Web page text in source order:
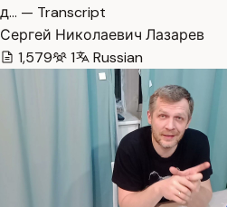
д… — Transcript
Сергей Николаевич Лазарев
1,579
1 Russian